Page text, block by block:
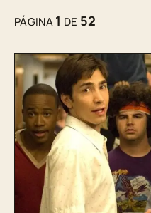
PÁGINA1 DE 52